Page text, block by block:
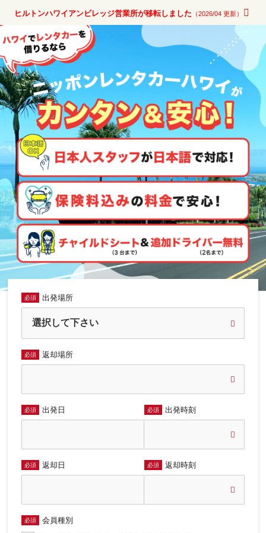
ヒルトンハワイアンビレッジ営業所が移転しました （2026/04 更新）
必須 出発場所
必須 返却場所
必須 出発日 必須 出発時刻
必須 返却日 必須 返却時刻
必須 会員種別